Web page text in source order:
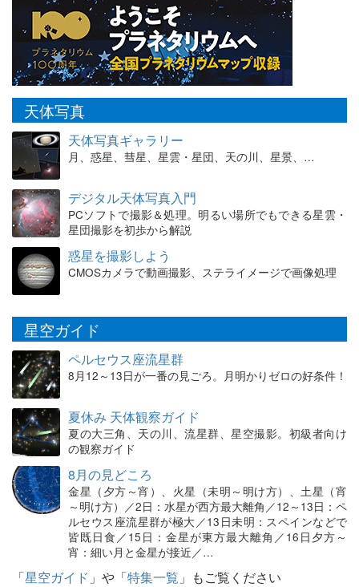
天体写真
天体写真ギャラリー
月、惑星、彗星、星雲・星団、天の川、星景、…
デジタル天体写真入門
PCソフトで撮影＆処理。明るい場所でもできる星雲・
星団撮影を初歩から解説
惑星を撮影しよう
CMOSカメラで動画撮影、ステライメージで画像処理
星空ガイド
ペルセウス座流星群
8月12～13日が一番の見ごろ。月明かりゼロの好条件！
夏休み 天体観察ガイド
夏の大三角、天の川、流星群、星空撮影。初級者向け
の観察ガイド
8月の見どころ
金星（夕方～宵）、火星（未明～明け方）、土星（宵
～明け方）／2日：水星が西方最大離角／12～13日：ペ
ルセウス座流星群が極大／13日未明：スペインなどで
皆既日食／15日：金星が東方最大離角／16日夕方～
宵：細い月と金星が接近／…
「星空ガイド 」や「特集一覧 」もご覧ください